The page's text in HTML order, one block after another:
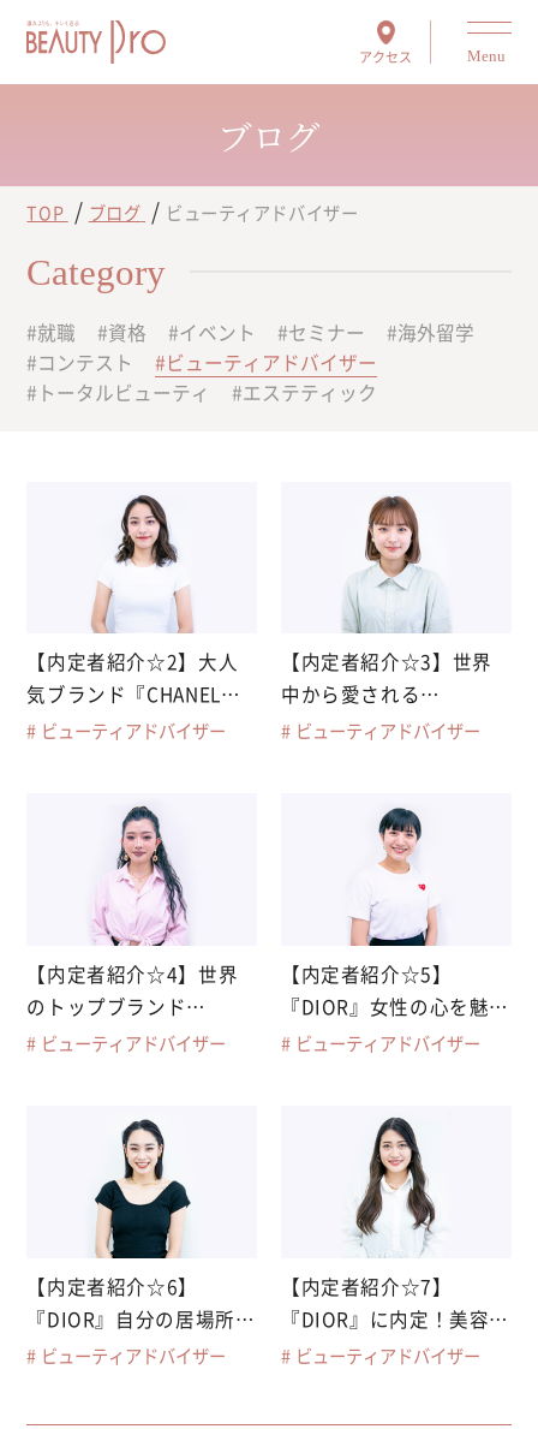
アクセス Menu
ブログ
TOP ブログ ビューティアドバイザー
Category
就職 資格 イベント セミナー
海外留学
コンテスト
ビューティアドバイザー
トータルビューティ
エステティック
【内定者紹介☆2】大人
気ブランド『CHANEL』
に内定
ビューティアドバイザー
【内定者紹介☆3】世界
中から愛される
『CHANEL』に内定
ビューティアドバイザー
【内定者紹介☆4】世界
のトップブランド
『DIOR』に内定
ビューティアドバイザー
【内定者紹介☆5】
『DIOR』女性の心を魅了
し続けるハイブランドに
ビューティアドバイザー
【内定者紹介☆6】
『DIOR』自分の居場所は
ここだ！と直感
ビューティアドバイザー
【内定者紹介☆7】
『DIOR』に内定！美容専
門学校ならではの経験を
ビューティアドバイザー